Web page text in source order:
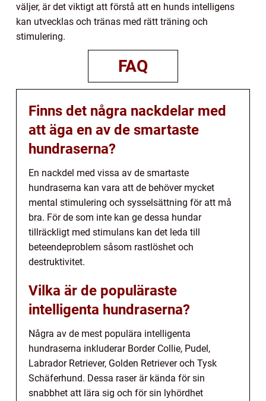
väljer, är det viktigt att förstå att en hunds intelligens
kan utvecklas och tränas med rätt träning och
stimulering.
FAQ
Finns det några nackdelar med
att äga en av de smartaste
hundraserna?
En nackdel med vissa av de smartaste
hundraserna kan vara att de behöver mycket
mental stimulering och sysselsättning för att må
bra. För de som inte kan ge dessa hundar
tillräckligt med stimulans kan det leda till
beteendeproblem såsom rastlöshet och
destruktivitet.
Vilka är de populäraste
intelligenta hundraserna?
Några av de mest populära intelligenta
hundraserna inkluderar Border Collie, Pudel,
Labrador Retriever, Golden Retriever och Tysk
Schäferhund. Dessa raser är kända för sin
snabbhet att lära sig och för sin lyhördhet